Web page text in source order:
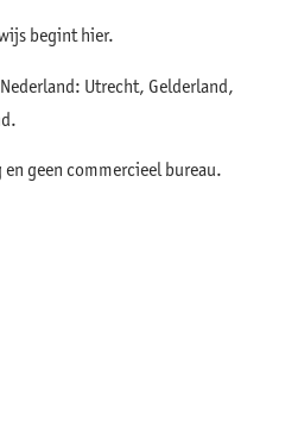
begint hier.
Utrecht, Gelderland,
geen commercieel bureau.